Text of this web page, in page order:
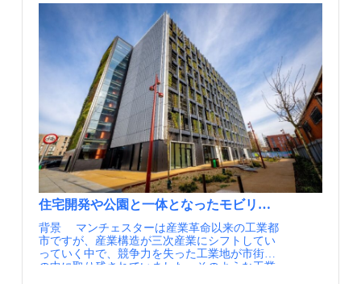
メーリングリスト配信内容・JCOMMニューズレ
ター（年4回） 日本のMMの実務と研究に関わ
る様々な情報交換を支援することを目的とし
て、 一般社団法人 日本モビリティ・マネジメ
ント会議より配信するニューズレターです。・
MM関連ニュース（毎月） 国内外のMM関連の
最新情報を一覧にしてお届けします。・MM関
連情報（不定期） 皆様よりいただいた関連イ
ベント等の情報を配信します。・JCOMM関連情
報 毎年開催しているJCOMMの大会情報や参加
情報をいち早くお届けします。
と、リーは鉄道の無い都市として英国最大のも
のとなりました。 リーはマンチェスターへの
通勤圏でもあり、鉄道がなくなると近隣都市の
駅へバスを利用するか、渋滞のリスクのある自
動車を利用するほかありませんでした。この状
況の中で1990年代ごろからガイドウェイバス構
想の議論が始まり、2000年ごろから具体的な整
備に向けて調査や手続きが行われました。 実施
内容 2016年にマンチェスター～リー間及びマ
ンチェスター～アザートン間を結ぶ2つの新た
なバス系統（V1及びV2系統）が開業しました。
これらの系統は、リーからニューアースまで間
の7kmでガイドウェイ方式の専用区間を走行
し、残りの14kmの区間のうち多くの部分でバス
レーンが整備された区間を走行します。V1が1
時間に4本、V2が同2本の頻度で運行され、重複
する区間では1時間に6本となり、マンチェスタ
ー中心部からリーのバスターミナルまで約45分
で結び、鉄道に劣らない利便性が確保されてい
ます。これまで最大で90分を要していたリーと
マンチェスターの間の移動が大きく改善されま
住宅開発や公園と一体となったモビリティハブ～マン
背景 マンチェスターは産業革命以来の工業都
市ですが、産業構造が三次産業にシフトしてい
っていく中で、競争力を失った工業地が市街地
の中に取り残されていました。そのような工業